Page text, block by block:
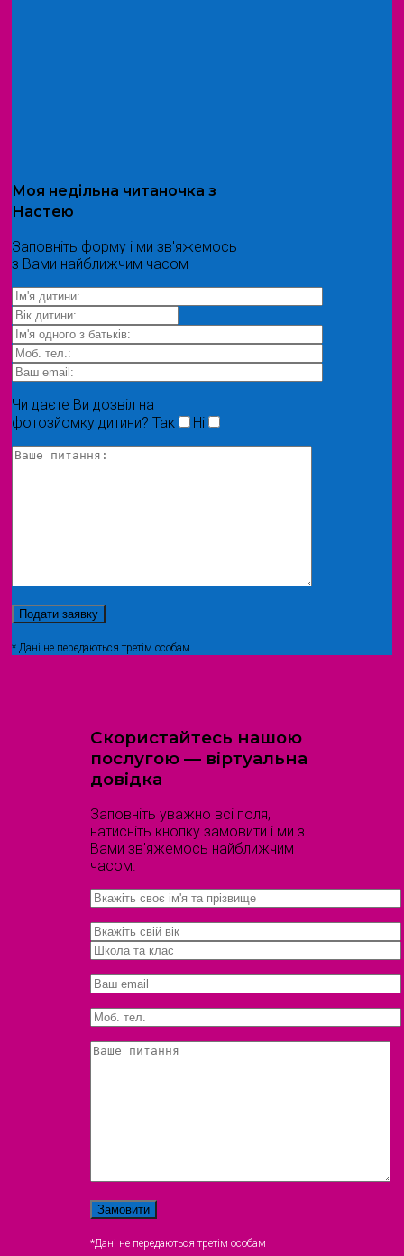
Моя недільна читаночка з
Настею
Заповніть форму і ми зв'яжемось
з Вами найближчим часом
Чи даєте Ви дозвіл на
фотозйомку дитини? Так Ні
* Дані не передаються третім особам
Скористайтесь нашою
послугою — віртуальна
довідка
Заповніть уважно всі поля,
натисніть кнопку замовити і ми з
Вами зв'яжемось найближчим
часом.
*Дані не передаються третім особам